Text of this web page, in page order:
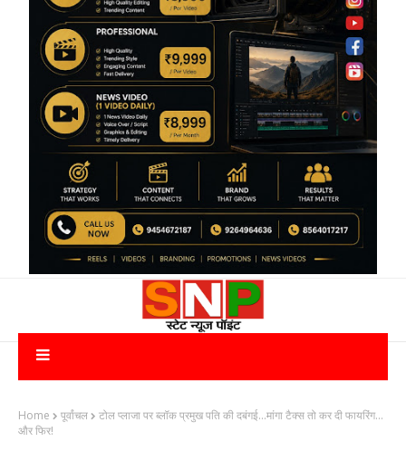
Home पूर्वांचल
टोल प्लाजा पर ब्लॉक प्रमुख पति की दबंगई...मांगा टैक्स तो कर दी फायरिंग...
और फिर!